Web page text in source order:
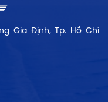
Gia Định, Tp. Hồ Chí